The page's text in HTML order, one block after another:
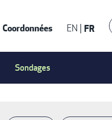
Coordonnées EN FR
Sondages